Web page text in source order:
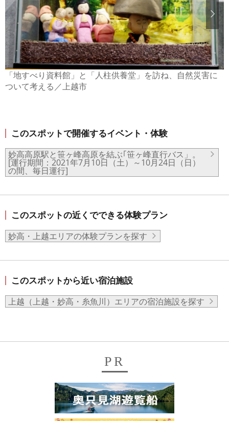
「地すべり資料館」と「人柱供養堂」を訪ね、自然災害に
ついて考える／上越市
このスポットで開催するイベント・体験
妙高高原駅と笹ヶ峰高原を結ぶ｢笹ヶ峰直行バス」。
[運行期間：2021年7月10日（土）～10月24日（日）
の間、毎日運行]
このスポットの近くでできる体験プラン
妙高・上越エリアの体験プランを探す
このスポットから近い宿泊施設
上越（上越・妙高・糸魚川）エリアの宿泊施設を探す
PR